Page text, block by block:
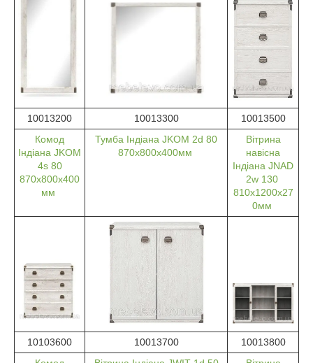
10013200 10013300
10013500
Комод
Індіана JKOM
4s 80
870х800х400
мм
Тумба Індіана JKOM 2d 80
870х800х400мм
Вітрина
навісна
Індіана JNAD
2w 130
810х1200х27
0мм
10103600 10013700
10013800